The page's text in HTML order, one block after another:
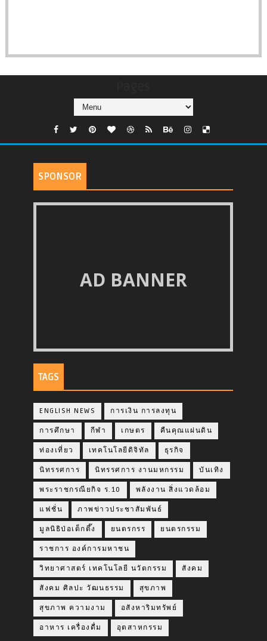
SPONSOR
AD BANNER
TAGS
ENGLISH NEWS การเงิน การลงทุน
การศึกษา กีฬา เกษตร คืนคุณแผ่นดิน
ท่องเที่ยว เทคโนโลยีดิจิทัล ธุรกิจ
นิทรรศการ นิทรรศการ งานมหกรรม บันเทิง
พระราชกรณียกิจ ร.10 พลังงาน สิ่งแวดล้อม
แฟชั่น ภาพข่าวประชาสัมพันธ์
มูลนิธิป่อเต็กตึ๊ง ยนตรกรร ยนตรกรรม
ราชการ องค์การมหาชน
วิทยาศาสตร์ เทคโนโลยี นวัตกรรม สังคม
สังคม ศิลปะ วัฒนธรรม สุขภาพ
สุขภาพ ความงาม อสังหาริมทรัพย์
อาหาร เครื่องดื่ม อุตสาหกรรม